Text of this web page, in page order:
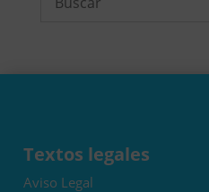
Textos legales
Aviso Legal